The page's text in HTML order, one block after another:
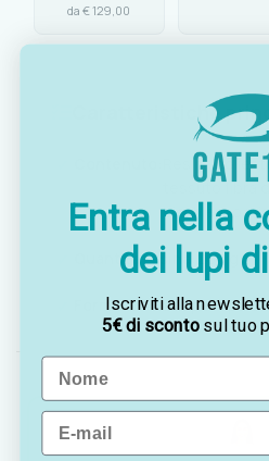
da € 129,00
Caratteristiche
Resina
tessuto fibra
bicchierino
Quantità resina: 200 g
Formato:Minikit per
Entra nella
dei lupi
Iscriviti alla
5€ di scontosul tuo
Name
Email